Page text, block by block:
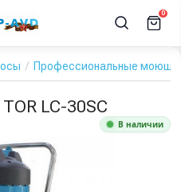
0
Профессиональные
LC-30SC
В наличии